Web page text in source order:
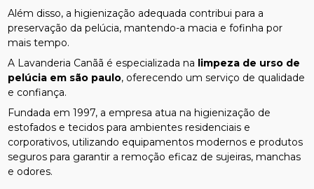
Além disso, a higienização adequada contribui para a
preservação da pelúcia, mantendo-a macia e fofinha por
mais tempo.
A Lavanderia Canãã é especializada na limpeza de urso de
pelúcia em são paulo, oferecendo um serviço de qualidade
e confiança.
Fundada em 1997, a empresa atua na higienização de
estofados e tecidos para ambientes residenciais e
corporativos, utilizando equipamentos modernos e produtos
seguros para garantir a remoção eficaz de sujeiras, manchas
e odores.